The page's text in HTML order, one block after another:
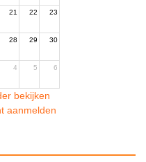
21 22 23
28 29 30
4 5 6
bekijken
aanmelden